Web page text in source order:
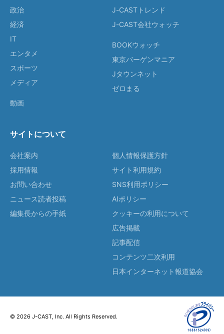
政治
経済
IT
エンタメ
スポーツ
メディア
動画
J-CASTトレンド
J-CAST会社ウォッチ
BOOKウォッチ
東京バーゲンマニア
Jタウンネット
ゼロまる
サイトについて
会社案内
採用情報
お問い合わせ
ニュース読者投稿
編集長からの手紙
個人情報保護方針
サイト利用規約
SNS利用ポリシー
AIポリシー
クッキーの利用について
広告掲載
記事配信
コンテンツ二次利用
日本インターネット報道協会
© 2026 J-CAST, Inc. All Rights Reserved.